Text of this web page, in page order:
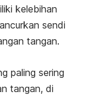
kelebihan
sendi
tangan.
paling sering
tangan, di